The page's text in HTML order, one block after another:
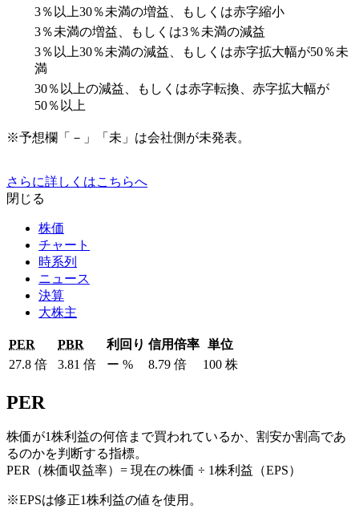
3％以上30％未満の増益、もしくは赤字縮小
3％未満の増益、もしくは3％未満の減益
3％以上30％未満の減益、もしくは赤字拡大幅が50％未
満
30％以上の減益、もしくは赤字転換、赤字拡大幅が
50％以上
※予想欄「－」「未」は会社側が未発表。
さらに詳しくはこちらへ
閉じる
株価
チャート
時系列
ニュース
決算
大株主
PER PBR 利回り 信用倍率 単位
27.8 倍 3.81 倍 ー % 8.79 倍 100 株
PER
株価が1株利益の何倍まで買われているか、割安か割高であ
るのかを判断する指標。
PER（株価収益率）= 現在の株価 ÷ 1株利益（EPS）
※EPSは修正1株利益の値を使用。